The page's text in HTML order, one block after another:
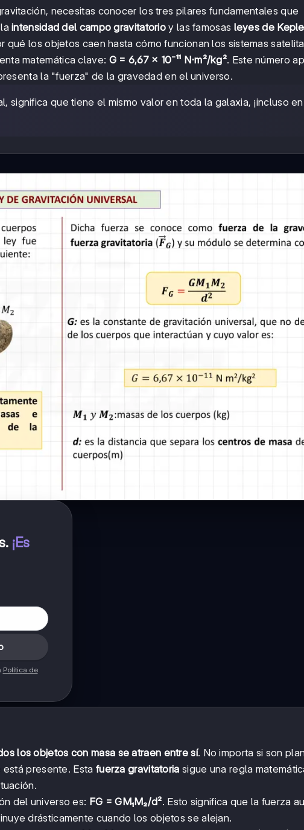
necesitas conocer los tres pilares fundamentales que
laintensidad del campo gravitatorio y las famosas leyes de
los objetos caen hasta cómo funcionan los sistemas
matemática clave: G = 6,67 × 10⁻¹¹ N⋅m²/kg². Este número
la "fuerza" de la gravedad en el universo.
significa que tiene el mismo valor en toda la galaxia, ¡incluso en
. ¡Es
Política de
los objetos con masa se atraen entre sí. No importa si son
presente. Esta fuerza gravitatoria sigue una regla
del universo es: FG = GM₁M₂/d². Esto significa que la fuerza
drásticamente cuando los objetos se alejan.